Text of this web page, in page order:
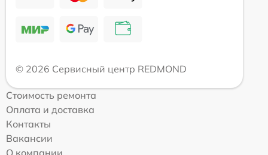
© 2026 Сервисный центр REDMOND
Стоимость ремонта
Оплата и доставка
Контакты
Вакансии